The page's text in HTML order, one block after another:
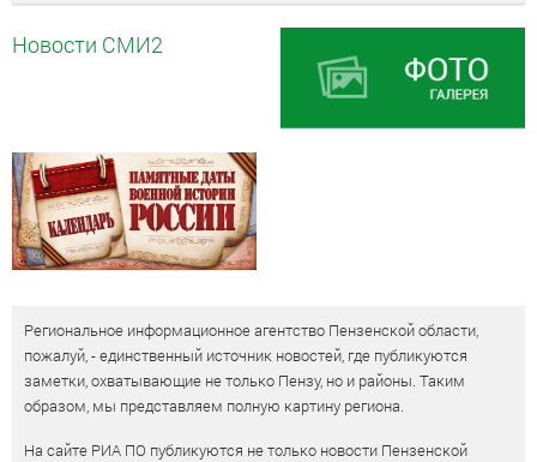
Новости СМИ2
Региональное информационное агентство Пензенской области,
пожалуй, - единственный источник новостей, где публикуются
заметки, охватывающие не только Пензу, но и районы. Таким
образом, мы представляем полную картину региона.
На сайте РИА ПО публикуются не только новости Пензенской